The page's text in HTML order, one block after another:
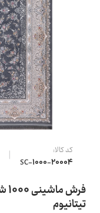
کد کالا:
SC-1000-20004
تیتانیوم